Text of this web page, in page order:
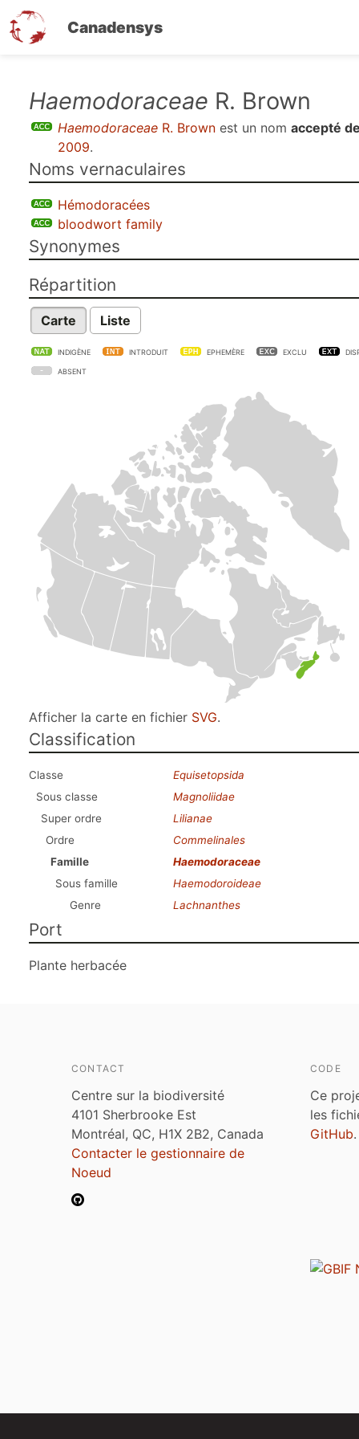
Canadensys
contenu
Haemodoraceae R. Brown
Haemodoraceae R. Brown est un nom accepté
2009.
Noms vernaculaires
Hémodoracées
bloodwort family
Synonymes
Répartition
Carte Liste
INDIGÈNE INTRODUIT EPHEMÈRE EXCLU
ABSENT
Afficher la carte en fichier SVG.
Classification
Classe
Equisetopsida
Sous classe
Magnoliidae
Super ordre
Lilianae
Ordre
Commelinales
Famille
Haemodoraceae
Sous famille
Haemodoroideae
Genre
Lachnanthes
Port
Plante herbacée
CONTACT
Centre sur la biodiversité
4101 Sherbrooke Est
Montréal, QC, H1X 2B2, Canada
Contacter le gestionnaire de
Noeud
CODE
Ce
les
GitHub.